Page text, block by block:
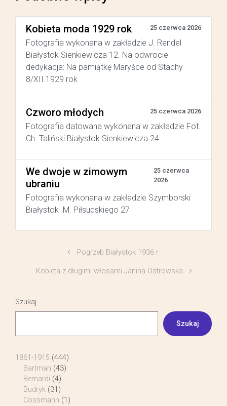
Kobieta moda 1929 rok 25 czerwca 2026
Fotografia wykonana w zakładzie J. Rendel
Białystok Sienkiewicza 12. Na odwrocie
dedykacja: Na pamiątkę Maryśce od Stachy
8/XII.1929 rok
Czworo młodych 25 czerwca 2026
Fotografia datowana wykonana w zakładzie Fot.
Ch. Taliński Białystok Sienkiewicza 24
We dwoje w zimowym
ubraniu
25 czerwca
2026
Fotografia wykonana w zakładzie Szymborski
Białystok M. Piłsudskiego 27
Pogrzeb Białystok 1936 r
Kobieta z długimi włosami Janina Ostrowska
Szukaj
Szukaj
1861-1915 (444)
Bartman (43)
Bernardi (4)
Budryk (31)
Cossmann (1)